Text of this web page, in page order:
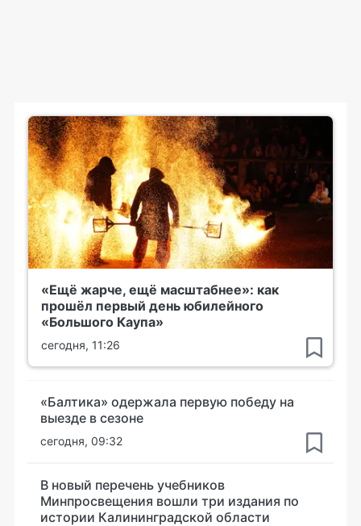
«Ещё жарче, ещё масштабнее»: как
прошёл первый день юбилейного
«Большого Каупа»
сегодня, 11:26
«Балтика» одержала первую победу на
выезде в сезоне
сегодня, 09:32
В новый перечень учебников
Минпросвещения вошли три издания по
истории Калининградской области